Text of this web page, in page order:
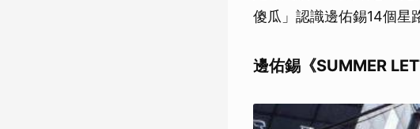
傻瓜」認識邊佑錫14個星
邊佑錫《SUMMER